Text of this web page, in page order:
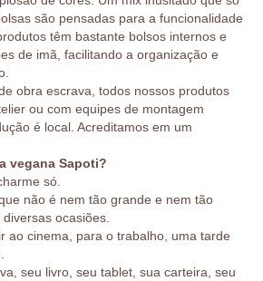
são pensadas para a funcionalidade
têm bastante bolsos internos e
de imã, facilitando a organização e
obra escrava, todos nossos produtos
ou com equipes de montagem
é local. Acreditamos em um
vegana Sapoti?
só.
não é nem tão grande e nem tão
ocasiões.
ao cinema, para o trabalho, uma tarde
seu livro, seu tablet, sua carteira, seu